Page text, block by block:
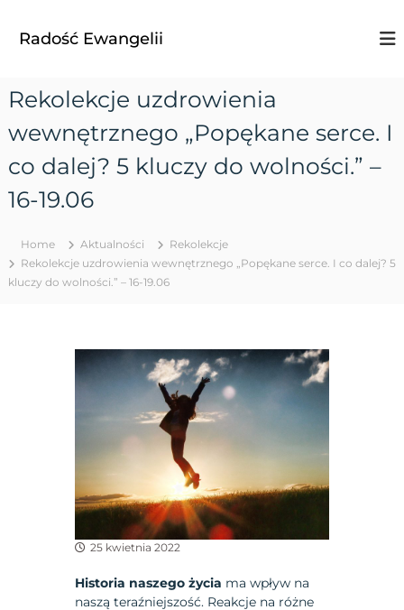
Radość Ewangelii
Rekolekcje uzdrowienia
wewnętrznego „Popękane serce. I
co dalej? 5 kluczy do wolności.” –
16-19.06
Home Aktualności
Rekolekcje
Rekolekcje uzdrowienia wewnętrznego „Popękane serce. I co dalej? 5
kluczy do wolności.” – 16-19.06
25 kwietnia 2022
Historia naszego życia ma wpływ na
naszą teraźniejszość. Reakcje na różne